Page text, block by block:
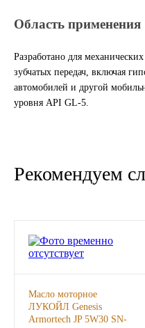
РОСНЕФТЬ
Автозапчасти
ВАЗ
КАМАЗ
ПАЗ, КАВЗ
Область применения
Разработано для
зубчатых передач, включая
автомобилей и другой
уровня API GL-5.
Рекомендуем
Масло моторное
ЛУКОЙЛ Genesis
Armortech JP 5W30 SN-